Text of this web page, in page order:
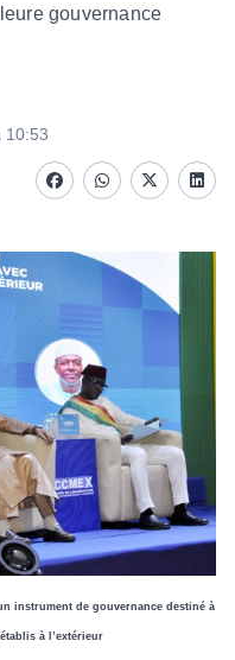
gouvernance
10:53
FacebookwhatsappTwitter
instrument de gouvernance destiné à
à l’extérieur